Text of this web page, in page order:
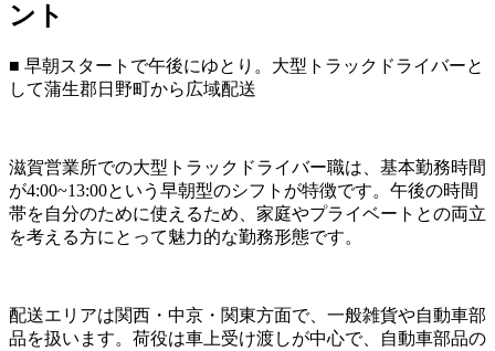
ント
■ 早朝スタートで午後にゆとり。大型トラックドライバーと
して蒲生郡日野町から広域配送
滋賀営業所での大型トラックドライバー職は、基本勤務時間
が4:00~13:00という早朝型のシフトが特徴です。午後の時間
帯を自分のために使えるため、家庭やプライベートとの両立
を考える方にとって魅力的な勤務形態です。
配送エリアは関西・中京・関東方面で、一般雑貨や自動車部
品を扱います。荷役は車上受け渡しが中心で、自動車部品の